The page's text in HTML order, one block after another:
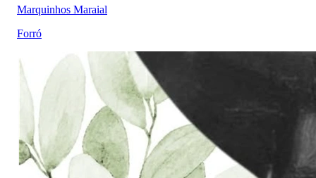
Marquinhos Maraial
Forró